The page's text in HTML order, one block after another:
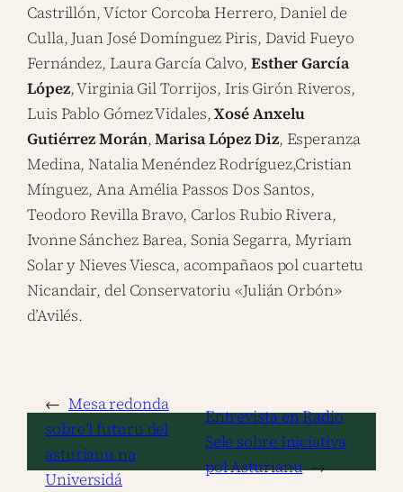
Castrillón, Víctor Corcoba Herrero, Daniel de
Culla, Juan José Domínguez Piris, David Fueyo
Fernández, Laura García Calvo, Esther García
López, Virginia Gil Torrijos, Iris Girón Riveros,
Luis Pablo Gómez Vidales,Xosé Anxelu
Gutiérrez Morán,Marisa López Diz, Esperanza
Medina, Natalia Menéndez Rodríguez,Cristian
Mínguez, Ana Amélia Passos Dos Santos,
Teodoro Revilla Bravo, Carlos Rubio Rivera,
Ivonne Sánchez Barea, Sonia Segarra, Myriam
Solar y Nieves Viesca, acompañaos pol cuartetu
Nicandair, del Conservatoriu «Julián Orbón»
d’Avilés.
← Mesa redonda
sobre’l futuru del
asturianu na
Universidá
Entrevista en Radio
Sele sobre Iniciativa
pol Asturianu →